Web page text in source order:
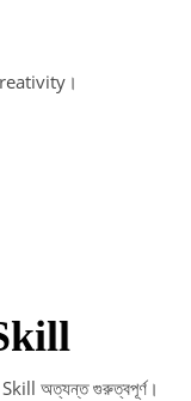
অত্যন্ত গুরুত্বপূর্ণ।